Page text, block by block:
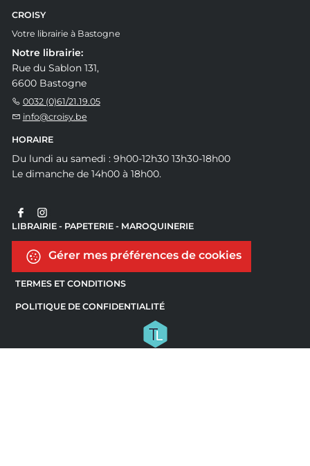
CROISY
Votre librairie à Bastogne
Notre librairie:
Rue du Sablon 131,
6600 Bastogne
0032 (0)61/21.19.05
info@croisy.be
HORAIRE
Du lundi au samedi : 9h00-12h30 13h30-18h00
Le dimanche de 14h00 à 18h00.
LIBRAIRIE - PAPETERIE - MAROQUINERIE
Gérer mes préférences de cookies
TERMES ET CONDITIONS
POLITIQUE DE CONFIDENTIALITÉ